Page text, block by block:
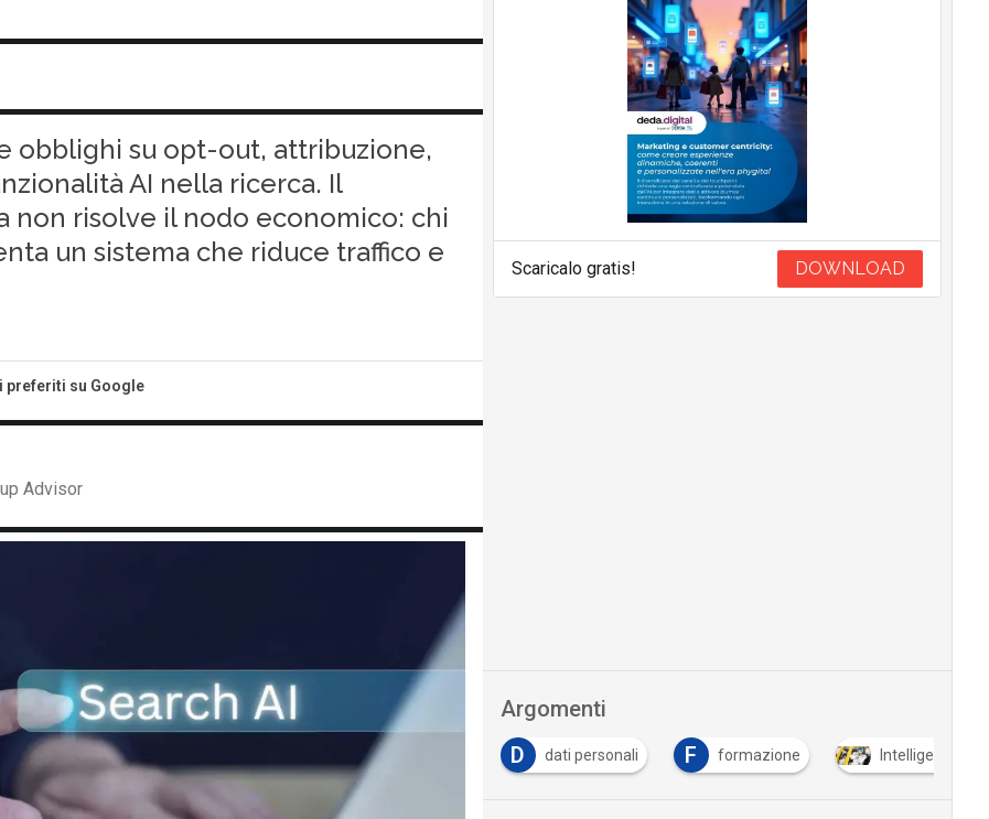
obblighi su opt-out, attribuzione,
AI nella ricerca. Il
risolve il nodo economico: chi
un sistema che riduce traffico e
preferiti su Google
Advisor
Scaricalo gratis! DOWNLOAD
Argomenti
C
D dati personali F formazione Intelligenza